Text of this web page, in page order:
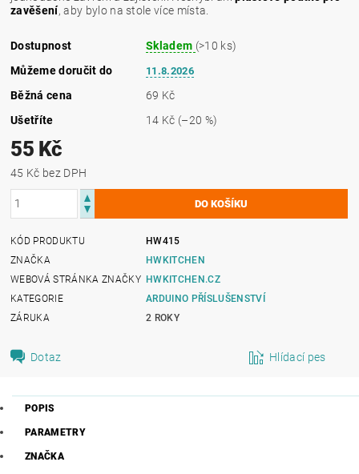
zavěšení, aby bylo na stole více místa.
Dostupnost Skladem (>10 ks)
Můžeme doručit do
11.8.2026
Běžná cena
69 Kč
Ušetříte
14 Kč (–20 %)
55 Kč
45 Kč bez DPH
KÓD PRODUKTU
HW415
ZNAČKA
HWKITCHEN
WEBOVÁ STRÁNKA ZNAČKY HWKITCHEN.CZ
KATEGORIE
ARDUINO PŘÍSLUŠENSTVÍ
ZÁRUKA
2 ROKY
Dotaz Hlídací pes
POPIS
PARAMETRY
ZNAČKA